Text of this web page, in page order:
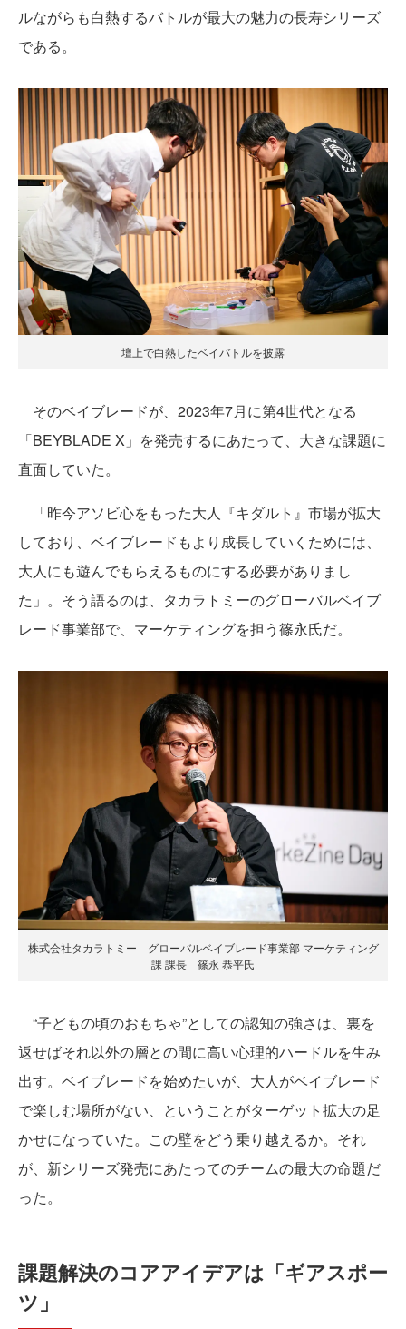
ルながらも白熱するバトルが最大の魅力の長寿シリーズ
である。
壇上で白熱したベイバトルを披露
そのベイブレードが、2023年7月に第4世代となる
「BEYBLADE X」を発売するにあたって、大きな課題に
直面していた。
「昨今アソビ心をもった大人『キダルト』市場が拡大
しており、ベイブレードもより成長していくためには、
大人にも遊んでもらえるものにする必要がありまし
た」。そう語るのは、タカラトミーのグローバルベイブ
レード事業部で、マーケティングを担う篠永氏だ。
株式会社タカラトミー グローバルベイブレード事業部 マーケティング
課 課長 篠永 恭平氏
“子どもの頃のおもちゃ”としての認知の強さは、裏を
返せばそれ以外の層との間に高い心理的ハードルを生み
出す。ベイブレードを始めたいが、大人がベイブレード
で楽しむ場所がない、ということがターゲット拡大の足
かせになっていた。この壁をどう乗り越えるか。それ
が、新シリーズ発売にあたってのチームの最大の命題だ
った。
課題解決のコアアイデアは「ギアスポー
ツ」